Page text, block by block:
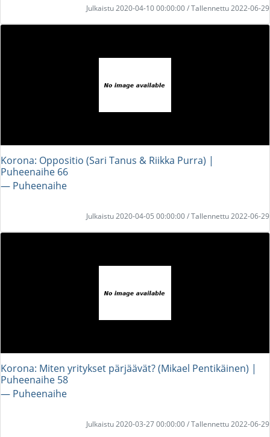
Julkaistu 2020-04-10 00:00:00 / Tallennettu 2022-06-29
Korona: Oppositio (Sari Tanus & Riikka Purra) |
Puheenaihe 66
― Puheenaihe
Julkaistu 2020-04-05 00:00:00 / Tallennettu 2022-06-29
Korona: Miten yritykset pärjäävät? (Mikael Pentikäinen) |
Puheenaihe 58
― Puheenaihe
Julkaistu 2020-03-27 00:00:00 / Tallennettu 2022-06-29